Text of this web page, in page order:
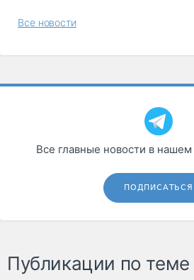
Все новости
Все главные новости в нашем
ПОДПИСАТЬСЯ
Публикации по теме